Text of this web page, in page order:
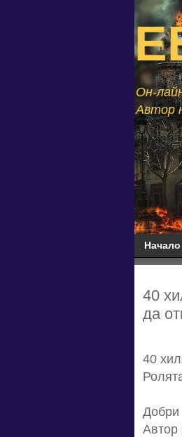
Он-
Автор
Начало
40
да
40
Добри
Автор